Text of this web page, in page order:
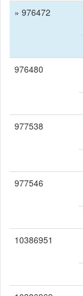
» 976472
976480
977538
977546
10386951